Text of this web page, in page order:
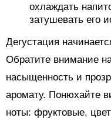
охлаждать
затушевать его
Дегустация
Обратите внимание
насыщенность и
аромату. Понюхайте
ноты: фруктовые,